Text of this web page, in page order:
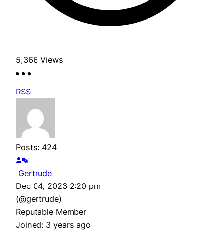
5,366 Views
RSS
Posts: 424
Gertrude
Dec 04, 2023 2:20 pm
(@gertrude)
Reputable Member
Joined: 3 years ago